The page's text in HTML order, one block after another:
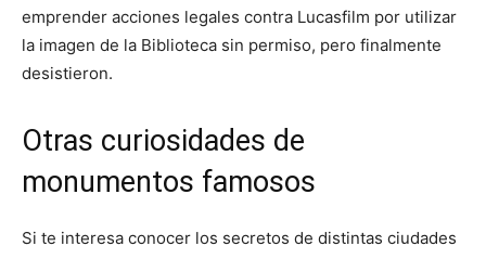
emprender acciones legales contra Lucasfilm por utilizar
la imagen de la Biblioteca sin permiso, pero finalmente
desistieron.
Otras curiosidades de
monumentos famosos
Si te interesa conocer los secretos de distintas ciudades